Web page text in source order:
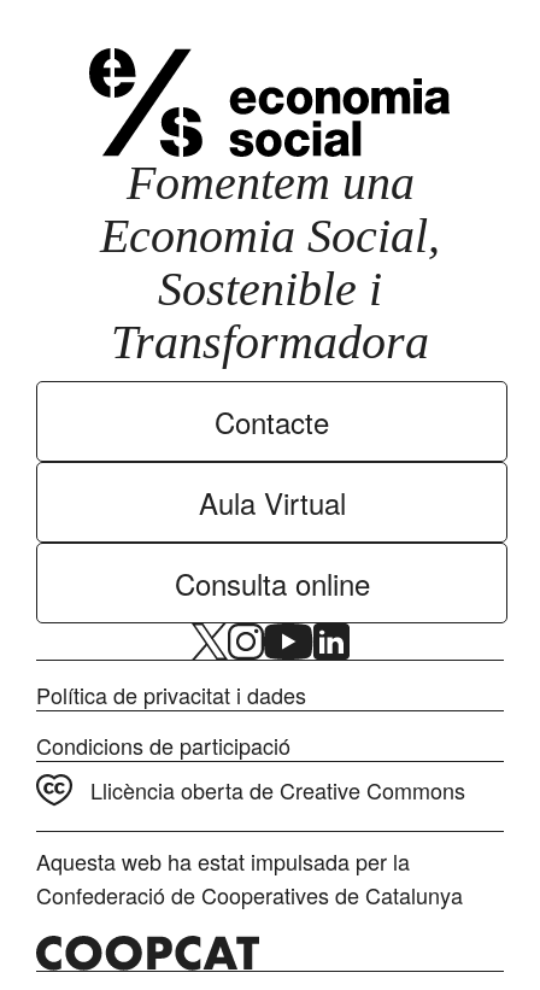
Fomentem una
Economia Social,
Sostenible i
Transformadora
Contacte
Aula Virtual
Consulta online
Política de privacitat i dades
Condicions de participació
Llicència oberta de Creative Commons
Aquesta web ha estat impulsada per la
Confederació de Cooperatives de Catalunya